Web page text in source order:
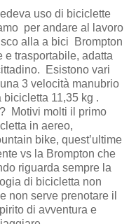
uso di biciclette
per andare al lavoro
alla a bici Brompton
trasportabile, adatta
Esistono vari
3 velocità manubrio
11,35 kg .
Motivi molti il primo
in aereo,
bike, quest’ultime
vs la Brompton che
riguarda sempre la
di bicicletta non
non serve prenotare il
di avventura e